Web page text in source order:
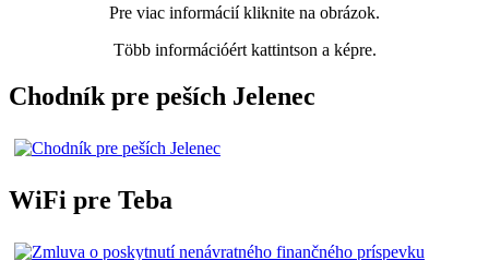
Pre viac informácií kliknite na obrázok.
Több információért kattintson a képre.
Chodník pre peších Jelenec
WiFi pre Teba